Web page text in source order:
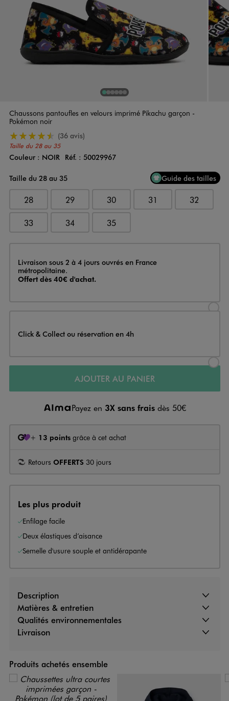
1Sur 6
2Sur 6
3Sur 6
4Sur 6
5Sur 6
6 Sur 6
Chaussons pantoufles en velours imprimé Pikachu garçon -
Pokémon noir
Taille du 28 au 35
4.5/5 de moyenne
(36 avis)
Couleur
Couleur : NOIR Réf. : 50029967
Taille du 28 au 35
Guide des tailles
28 29 30 31 32
33 34 35
Livraison
Livraison sous 2 à 4 jours ouvrés en France
métropolitaine.
Offert dès 40€ d'achat.
Click & Collect ou réservation en 4h
AJOUTER AU PANIER
Payez en 3X sans frais dès 50€
+ 13 points grâce à cet achat
Retours OFFERTS 30 jours
Les plus produit
Enfilage facile
Deux élastiques d’aisance
Semelle d'usure souple et antidérapante
Description
Matières & entretien
Qualités environnementales
Livraison
Produits achetés ensemble